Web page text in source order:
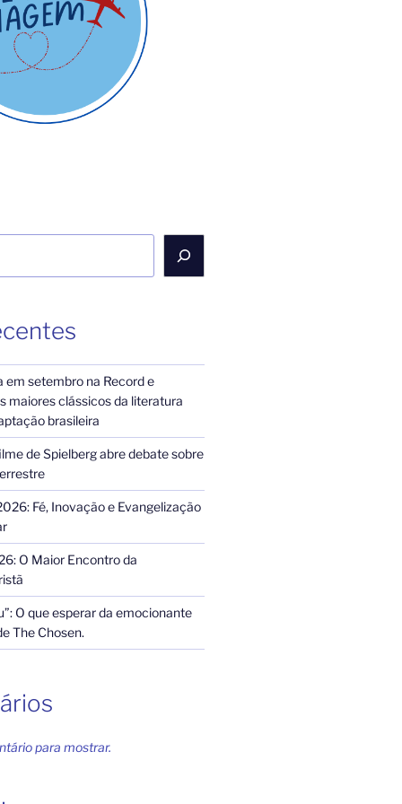
em setembro na Record e
maiores clássicos da literatura
brasileira
de Spielberg abre debate sobre
Fé, Inovação e Evangelização
O Maior Encontro da
O que esperar da emocionante
The Chosen.
para mostrar.